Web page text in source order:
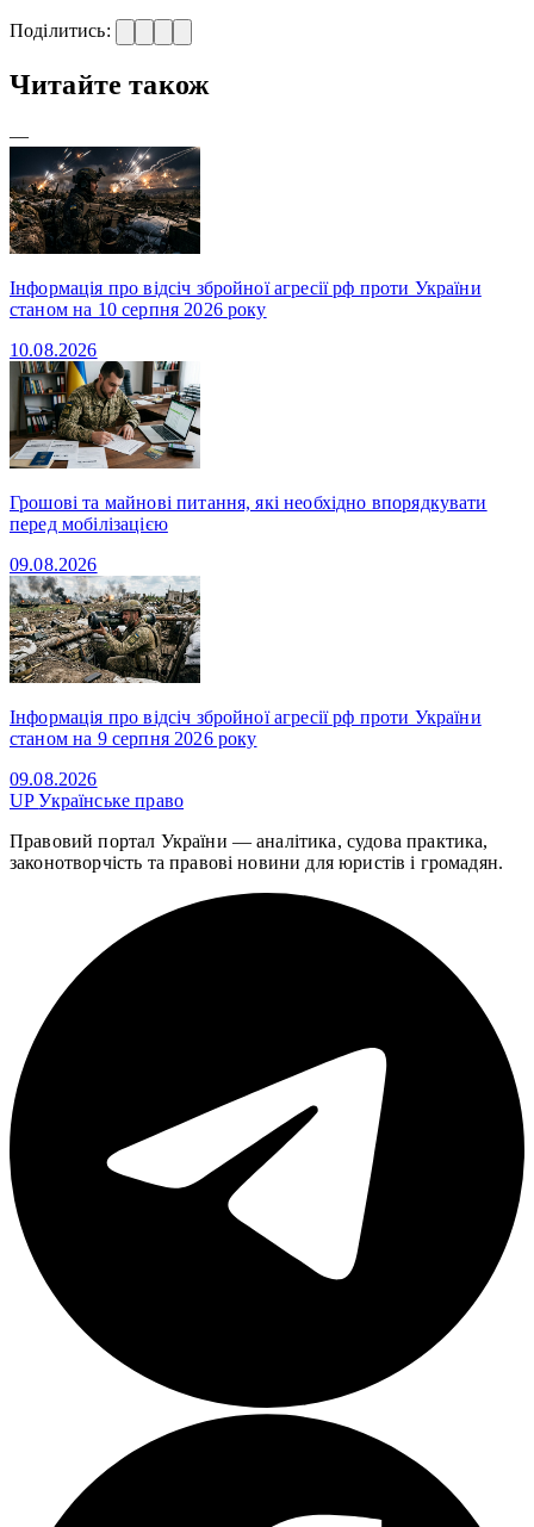
Поділитись:
Читайте також
—
Інформація про відсіч збройної агресії рф проти України
станом на 10 серпня 2026 року
10.08.2026
Грошові та майнові питання, які необхідно впорядкувати
перед мобілізацією
09.08.2026
Інформація про відсіч збройної агресії рф проти України
станом на 9 серпня 2026 року
09.08.2026
UPУкраїнське право
Правовий портал України — аналітика, судова практика,
законотворчість та правові новини для юристів і громадян.